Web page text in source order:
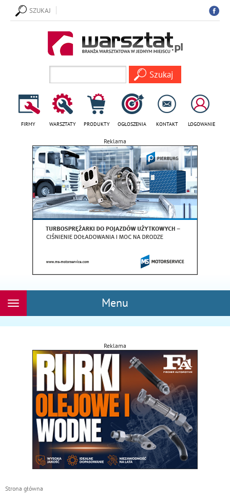
SZUKAJ
FIRMY WARSZTATY PRODUKTY OGŁOSZENIA KONTAKT LOGOWANIE
Reklama
Menu
Rozwiń
Reklama
Strona główna